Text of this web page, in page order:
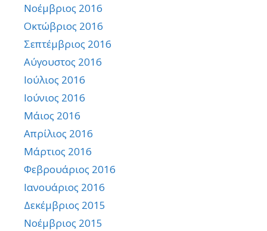
Νοέμβριος 2016
Οκτώβριος 2016
Σεπτέμβριος 2016
Αύγουστος 2016
Ιούλιος 2016
Ιούνιος 2016
Μάιος 2016
Απρίλιος 2016
Μάρτιος 2016
Φεβρουάριος 2016
Ιανουάριος 2016
Δεκέμβριος 2015
Νοέμβριος 2015